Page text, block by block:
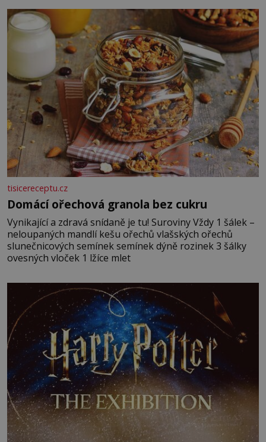
posypání Postup: Oddělte žloutky od bílků. Žloutky
vyšlehejte s cukrem do světlé pěny a postupně do nich
vmíchejte mascarpone, aby vznikl hladký
tisicereceptu.cz
Domácí ořechová granola bez cukru
Vynikající a zdravá snídaně je tu! Suroviny Vždy 1 šálek –
neloupaných mandlí kešu ořechů vlašských ořechů
slunečnicových semínek semínek dýně rozinek 3 šálky
ovesných vloček 1 lžíce mlet